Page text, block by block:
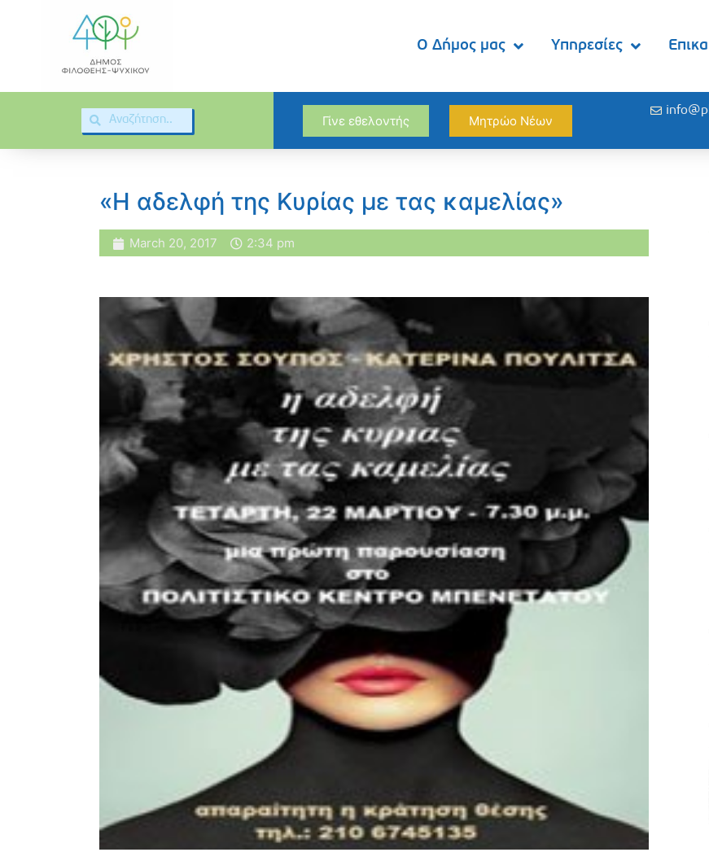
Ο Δήμος μας Υπηρεσίες
Γίνε εθελοντής Μητρώο Νέων
«Η αδελφή της Κυρίας με τας καμελίας»
March 20, 2017 2:34 pm